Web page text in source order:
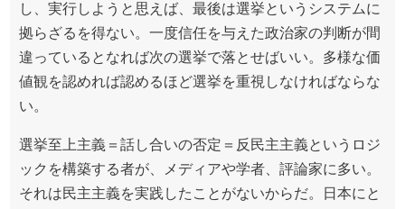
し、実行しようと思えば、最後は選挙というシステムに
拠らざるを得ない。一度信任を与えた政治家の判断が間
違っているとなれば次の選挙で落とせばいい。多様な価
値観を認めれば認めるほど選挙を重視しなければならな
い。
選挙至上主義＝話し合いの否定＝反民主主義というロジ
ックを構築する者が、メディアや学者、評論家に多い。
それは民主主義を実践したことがないからだ。日本にと